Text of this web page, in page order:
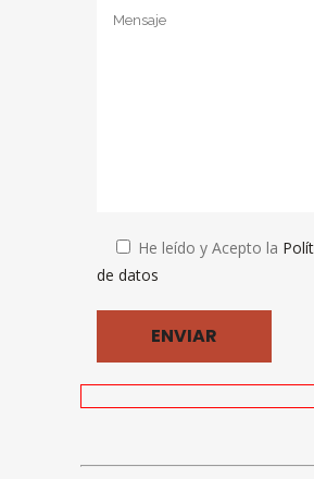
He leído y Acepto la
de datos